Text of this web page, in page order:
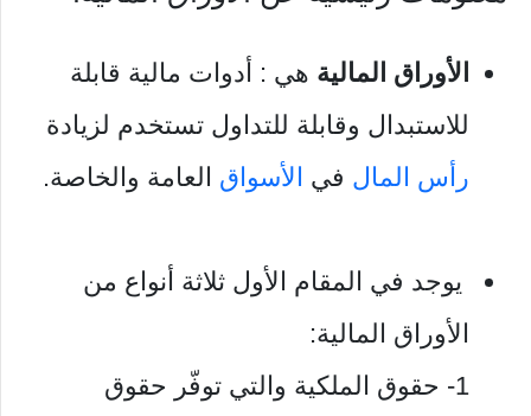
الأوراق المالية هي : أدوات مالية قابلة
للاستبدال وقابلة للتداول تستخدم لزيادة
رأس المال في الأسواق العامة والخاصة.
يوجد في المقام الأول ثلاثة أنواع من
الأوراق المالية:
1- حقوق الملكية والتي توفّر حقوق